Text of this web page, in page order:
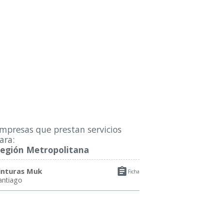
que prestan servicios
Metropolitana
 Ficha
Muk